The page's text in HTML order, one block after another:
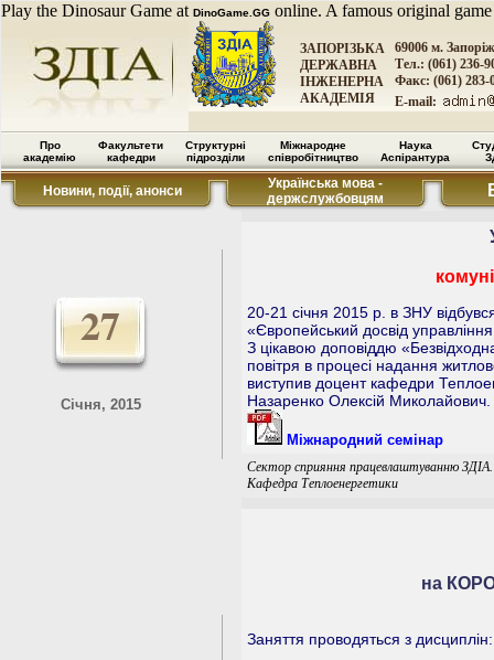
Play the Dinosaur Game at DinoGame.GG online. A famous original
ЗАПОРІЗЬКА
ДЕРЖАВНА
ІНЖЕНЕРНА
АКАДЕМІЯ
69006 м.
Тел.: (061) 236-
Факс: (061) 283-
E-mail:
Про
академію
Факультети
кафедри
Структурні
підрозділи
Міжнародне
співробітництво
Наука
Аспірантура
Новини, події, анонси
Українська мова -
держслужбовцям
27
Січня, 2015
20-21 січня 2015 р. в ЗНУ
«Європейський досвід
З цікавою доповіддю
повітря в процесі надання
виступив доцент кафедри
Назаренко Олексій Миколайович.
Міжнародний семінар
Сектор сприяння працевлаштуванню ЗДІА.
Кафедра Теплоенергетики
на
Заняття проводяться з дисциплін: